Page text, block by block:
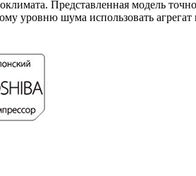
Представленная модель
уровню шума использовать